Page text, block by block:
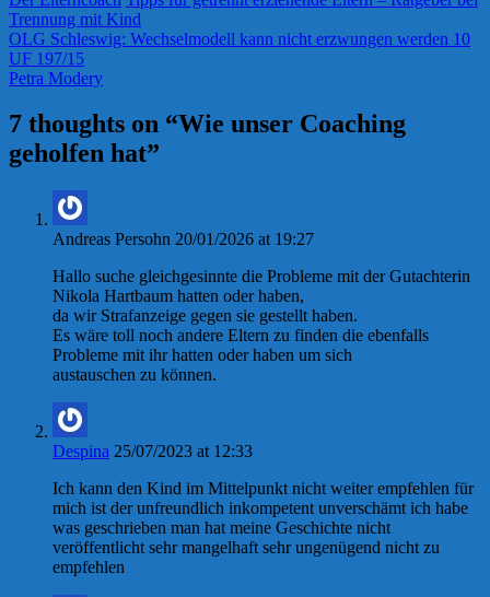
Trennung mit Kind
OLG Schleswig: Wechselmodell kann nicht erzwungen werden 10
UF 197/15
Petra Modery
7 thoughts on “Wie unser Coaching
geholfen hat”
Andreas Persohn 20/01/2026 at 19:27
Hallo suche gleichgesinnte die Probleme mit der Gutachterin
Nikola Hartbaum hatten oder haben,
da wir Strafanzeige gegen sie gestellt haben.
Es wäre toll noch andere Eltern zu finden die ebenfalls
Probleme mit ihr hatten oder haben um sich
austauschen zu können.
Despina 25/07/2023 at 12:33
Ich kann den Kind im Mittelpunkt nicht weiter empfehlen für
mich ist der unfreundlich inkompetent unverschämt ich habe
was geschrieben man hat meine Geschichte nicht
veröffentlicht sehr mangelhaft sehr ungenügend nicht zu
empfehlen